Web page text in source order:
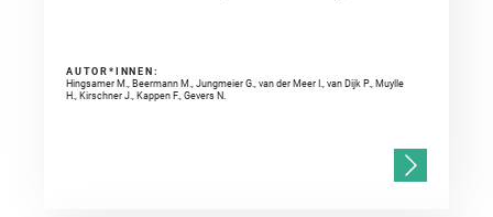
AUTOR*INNEN:
Hingsamer M., Beermann M., Jungmeier G., van der Meer I., van Dijk P., Muylle
H., Kirschner J., Kappen F., Gevers N.